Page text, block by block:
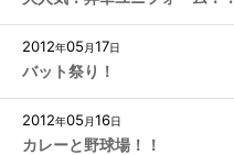
2012年05 月17日
バット祭り！
2012年05 月16日
カレーと野球場！！